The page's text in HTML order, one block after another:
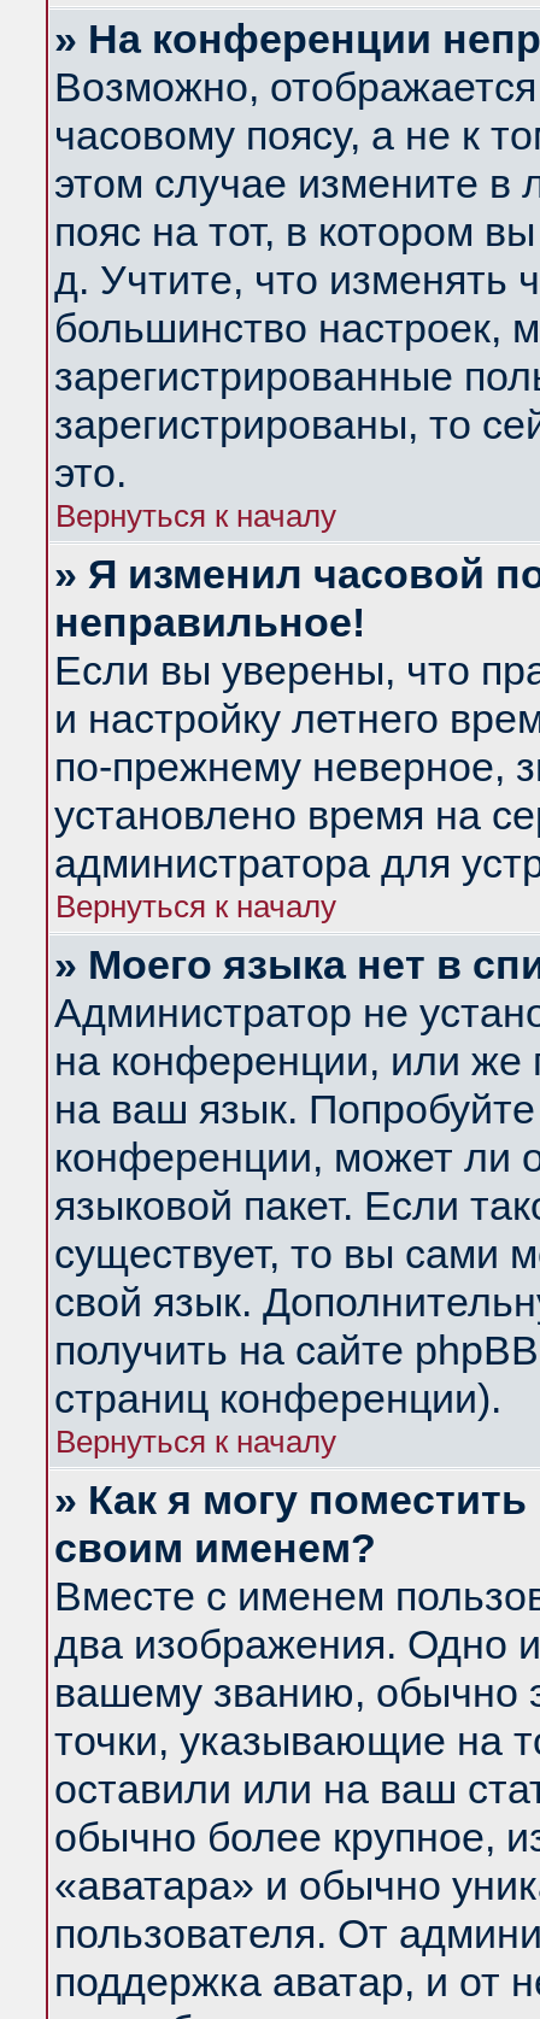
» На конференции
Возможно,
часовому поясу, а не к
этом случае измените в
пояс на тот, в котором
д. Учтите, что изменять
большинство настроек,
зарегистрированные
зарегистрированы, то
это.
Вернуться к началу
» Я изменил часовой
неправильное!
Если вы уверены, что
и настройку летнего
по-прежнему неверное,
установлено время на
администратора для
Вернуться к началу
» Моего языка нет в
Администратор не
на конференции, или же
на ваш язык.
конференции, может ли
языковой пакет. Если
существует, то вы сами
свой язык.
получить на сайте
страниц конференции).
Вернуться к началу
» Как я могу
своим именем?
Вместе с именем
два изображения. Одно
вашему званию, обычно
точки, указывающие на
оставили или на ваш
обычно более крупное,
«аватара» и обычно
пользователя. От
поддержка аватар, и от